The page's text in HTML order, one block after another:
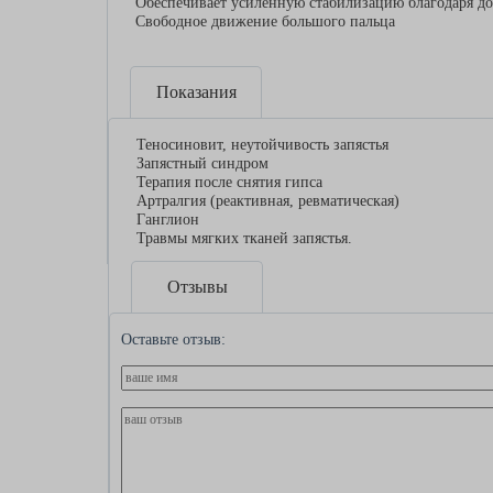
Свободное движение большого пальца
Показания
Теносиновит, неутойчивость запястья
Запястный синдром
Терапия после снятия гипса
Артралгия (реактивная, ревматическая)
Ганглион
Травмы мягких тканей запястья.
Отзывы
Оставьте отзыв: